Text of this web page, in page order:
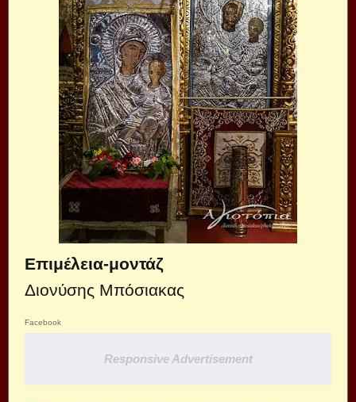
Επιμέλεια-μοντάζ
Διονύσης Μπόσιακας
Facebook
Responsive Advertisement